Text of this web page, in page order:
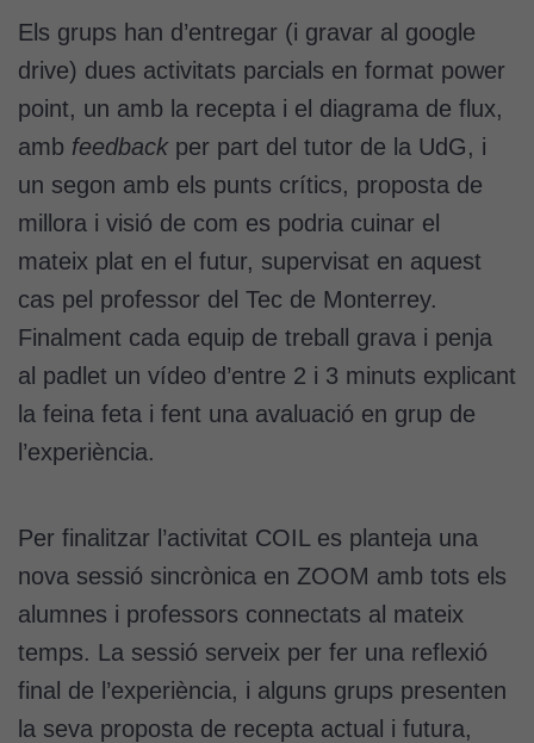
Els grups han d’entregar (i gravar al google
drive) dues activitats parcials en format power
point, un amb la recepta i el diagrama de flux,
amb feedbackper part del tutor de la UdG, i
un segon amb els punts crítics, proposta de
millora i visió de com es podria cuinar el
mateix plat en el futur, supervisat en aquest
cas pel professor del Tec de Monterrey.
Finalment cada equip de treball grava i penja
al padlet un vídeo d’entre 2 i 3 minuts explicant
la feina feta i fent una avaluació en grup de
l’experiència.
Per finalitzar l’activitat COIL es planteja una
nova sessió sincrònica en ZOOM amb tots els
alumnes i professors connectats al mateix
temps. La sessió serveix per fer una reflexió
final de l’experiència, i alguns grups presenten
la seva proposta de recepta actual i futura,